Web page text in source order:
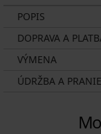
POPIS
DOPRAVA A
VÝMENA
ÚDRŽBA A PRANIE